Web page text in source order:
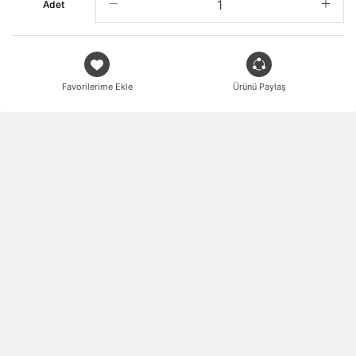
Adet
Favorilerime Ekle Ürünü Paylaş